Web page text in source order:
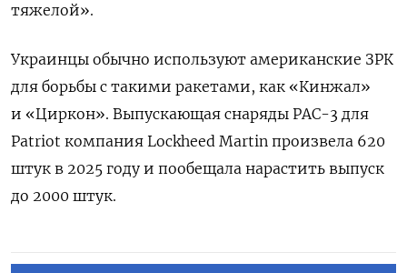
тяжелой».
Украинцы обычно используют американские ЗРК
для борьбы с такими ракетами, как «Кинжал»
и «Циркон». Выпускающая снаряды PAC-3 для
Patriot компания Lockheed Martin произвела 620
штук в 2025 году и пообещала нарастить выпуск
до 2000 штук.